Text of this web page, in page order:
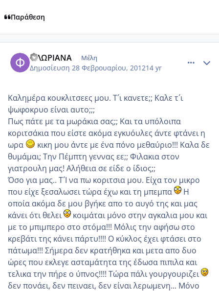
Παράθεση
ΦΛΩΡΙΑΝΑ Μέλη
Δημοσίευση 28 Φεβρουαρίου, 201214 yr
Καλημέρα κουκλιτσεες μου. Τ´ι κανετε;; Καλε τ´ι
ψωφοκρυο είναι αυτο;;;
Πως πάτε με τα μωράκια σας;; Και τα υπόλοιπα
κοριτσάκια που είστε ακόμα εγκυόυλες άντε φτάνει η
ωρα
κικη μου άντε με ένα πόνο μεθαύριο!!! Καλα δε
θυμάμαι; Την Πέμπτη γεννας εε;; Φιλακια στον
γιατρουλη μας! Αλήθεια σε είδε ο ίδιος;;
Όσο για μας.. Τ´Ι να πω κοριτσια μου. Είχα τον μικρο
που είχε ξεσαλωσει τώρα έχω και τη μπεμπα
Η
οποία ακόμα δε μου βγήκε απο το αυγό της και μας
κάνει ότι θελει
κοιμάται μόνο στην αγκαλια μου και
με το μπιμπερο στο στόμα!!! Μόλις την αφήσω στο
κρεβάτι της κάνει πάρτυ!!!! Ο κύκλος έχει φτάσει στο
πάτωμα!!! Σήμερα δεν κρατήθηκα και μετα απο δυο
ώρες που εκλεγε ασταμάτητα της έδωσα πιπιλα και
τελικα την πήρε ο ύπνος!!!! Τώρα πάλι γουργουριζει
δεν πονάει, δεν πειναει, δεν είναι λερωμενη... Μόνο